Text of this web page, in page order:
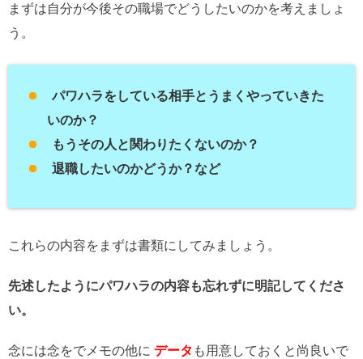
まずは自分が今後その職場でどうしたいのかを考えましょ
う。
パワハラをしている相手とうまくやっていきた
いのか？
もうその人と関わりたくないのか？
退職したいのかどうか？など
これらの内容をまずは書類にしてみましょう。
先述したようにパワハラの内容も忘れずに明記してくださ
い。
念には念をでメモの他に データ も用意しておくと尚良いで